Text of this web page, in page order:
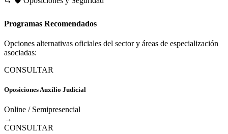
Programas Recomendados
Opciones alternativas oficiales del sector y áreas de especialización
asociadas:
CONSULTAR
Oposiciones Auxilio Judicial
Online / Semipresencial
→
CONSULTAR